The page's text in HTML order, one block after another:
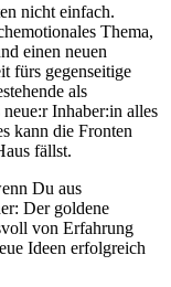
nicht einfach.
Thema,
einen neuen
fürs gegenseitige
als
Inhaber:in alles
kann die Fronten
fällst.
Du aus
Der goldene
von Erfahrung
Ideen erfolgreich